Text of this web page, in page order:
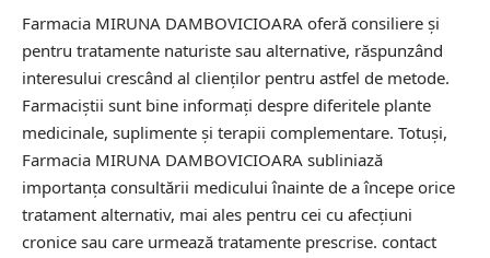
Farmacia MIRUNA DAMBOVICIOARA oferă consiliere și
pentru tratamente naturiste sau alternative, răspunzând
interesului crescând al clienților pentru astfel de metode.
Farmaciștii sunt bine informați despre diferitele plante
medicinale, suplimente și terapii complementare. Totuși,
Farmacia MIRUNA DAMBOVICIOARA subliniază
importanța consultării medicului înainte de a începe orice
tratament alternativ, mai ales pentru cei cu afecțiuni
cronice sau care urmează tratamente prescrise. contact